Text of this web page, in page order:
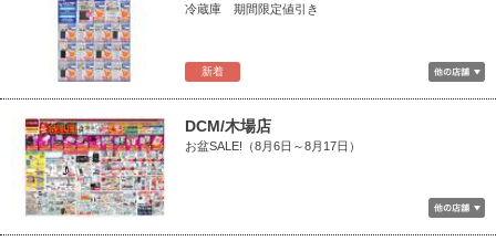
新着
冷蔵庫 期間限定値引き
DCM/木場店
お盆SALE!（8月6日～8月17日）